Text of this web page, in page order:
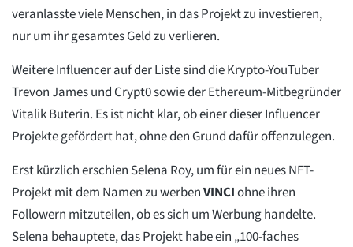
veranlasste viele Menschen, in das Projekt zu investieren,
nur um ihr gesamtes Geld zu verlieren.
Weitere Influencer auf der Liste sind die Krypto-YouTuber
Trevon James und Crypt0 sowie der Ethereum-Mitbegründer
Vitalik Buterin. Es ist nicht klar, ob einer dieser Influencer
Projekte gefördert hat, ohne den Grund dafür offenzulegen.
Erst kürzlich erschien Selena Roy, um für ein neues NFT-
Projekt mit dem Namen zu werbenVINCIohne ihren
Followern mitzuteilen, ob es sich um Werbung handelte.
Selena behauptete, das Projekt habe ein „100-faches